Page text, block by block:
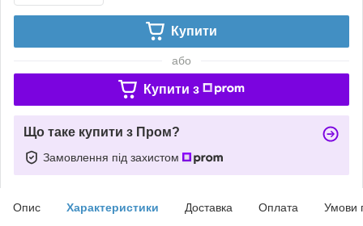
Купити
або
Купити з
Що таке купити з Пром?
Замовлення під захистом
Опис Характеристики Доставка Оплата Умови